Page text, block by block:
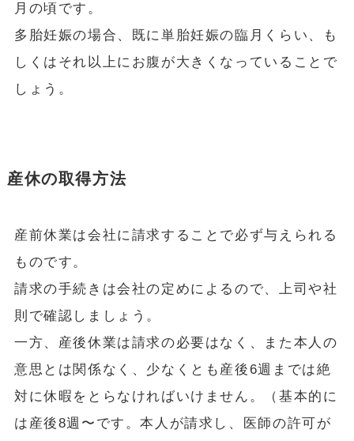
月の頃です。
多胎妊娠の場合、既に単胎妊娠の臨月くらい、も
しくはそれ以上にお腹が大きくなっていることで
しょう。
産休の取得方法
産前休業は会社に請求することで必ず与えられる
ものです。
請求の手続きは会社の定めによるので、上司や社
則で確認しましょう。
一方、産後休業は請求の必要はなく、また本人の
意思とは関係なく、少なくとも産後6週までは絶
対に休暇をとらなければいけません。（基本的に
は産後8週〜です。本人が請求し、医師の許可が